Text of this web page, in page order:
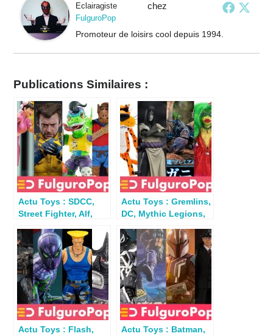
Eclairagistechez
FulguroPop
Promoteur de loisirs cool depuis 1994.
Publications Similaires :
Actu Toys : SDCC,
Street Fighter, Alf,
Actu Toys : Gremlins,
DC, Mythic Legions,
Naruto…
Actu Toys : Flash,
Actu Toys : Batman,